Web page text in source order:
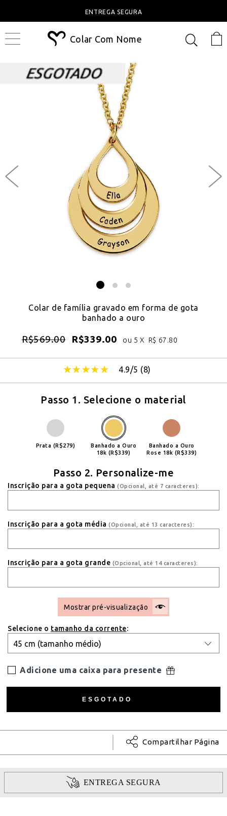
ENTREGA SEGURA
Colar Com Nome
Colar de família gravado em forma de gota
banhado a ouro
R$569.00 R$339.00 ou 5 X R$ 67.80
4.9/5 (8)
Passo 1. Selecione o material
Prata (R$279)
Banhado a Ouro
18k (R$339)
Banhado a Ouro
Rose 18k (R$339)
Passo 2. Personalize-me
Inscrição para a gota pequena (Opcional, até 7 caracteres):
Inscrição para a gota média (Opcional, até 13 caracteres):
Inscrição para a gota grande (Opcional, até 14 caracteres):
Mostrar pré-visualização
Selecione o tamanho da corrente:
Adicione uma caixa para presente
Compartilhar Página
ENTREGA SEGURA